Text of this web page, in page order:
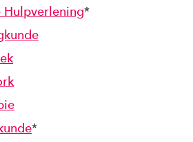
Hulpverlening*
*